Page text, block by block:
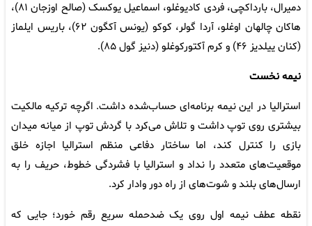
دمیرال، بارداکچی، فردی کادیوغلو، اسماعیل یوکسک (صالح اوزجان ۸۱)،
هاکان چالهان اوغلو، آردا گولر، کوکو (یونس آکگون ۶۲)، باریس ایلماز
(کنان ییلدیز ۴۶) و کرم آکتورکوغلو (دنیز گول ۸۵).
نیمه نخست
استرالیا در این نیمه برنامه‌ای حساب‌شده داشت. اگرچه ترکیه مالکیت
بیشتری روی توپ داشت و تلاش می‌کرد با گردش توپ از میانه میدان
بازی را کنترل کند، اما ساختار دفاعی منظم استرالیا اجازه خلق
موقعیت‌های متعدد را نداد و استرالیا با فشردگی خطوط، حریف را به
ارسال‌های بلند و شوت‌های از راه دور وادار کرد.
نقطه عطف نیمه اول روی یک ضدحمله سریع رقم خورد؛ جایی که